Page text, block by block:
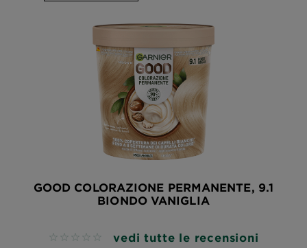
GOOD COLORAZIONE PERMANENTE, 9.1
BIONDO VANIGLIA
No reviews vedi tutte le recensioni